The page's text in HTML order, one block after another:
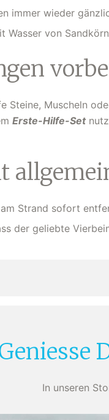
immer wieder
Wasser von
Steine, Muscheln
Erste-Hilfe-Set
Strand sofort
der geliebte
In unseren